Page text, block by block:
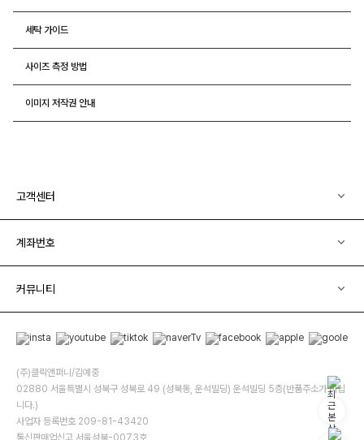
세탁 가이드
사이즈 측정 방법
이미지 저작권 안내
고객센터
계좌번호
커뮤니티
(주)클릭앤퍼니/김예중
02880 서울특별시 성북구 성북로 49 (성북동, 운석빌딩) 운석빌딩 5층(반품주소가 아닙
니다.)
사업자 등록번호 209-81-43420
통신판매업신고 서울성북-0073호